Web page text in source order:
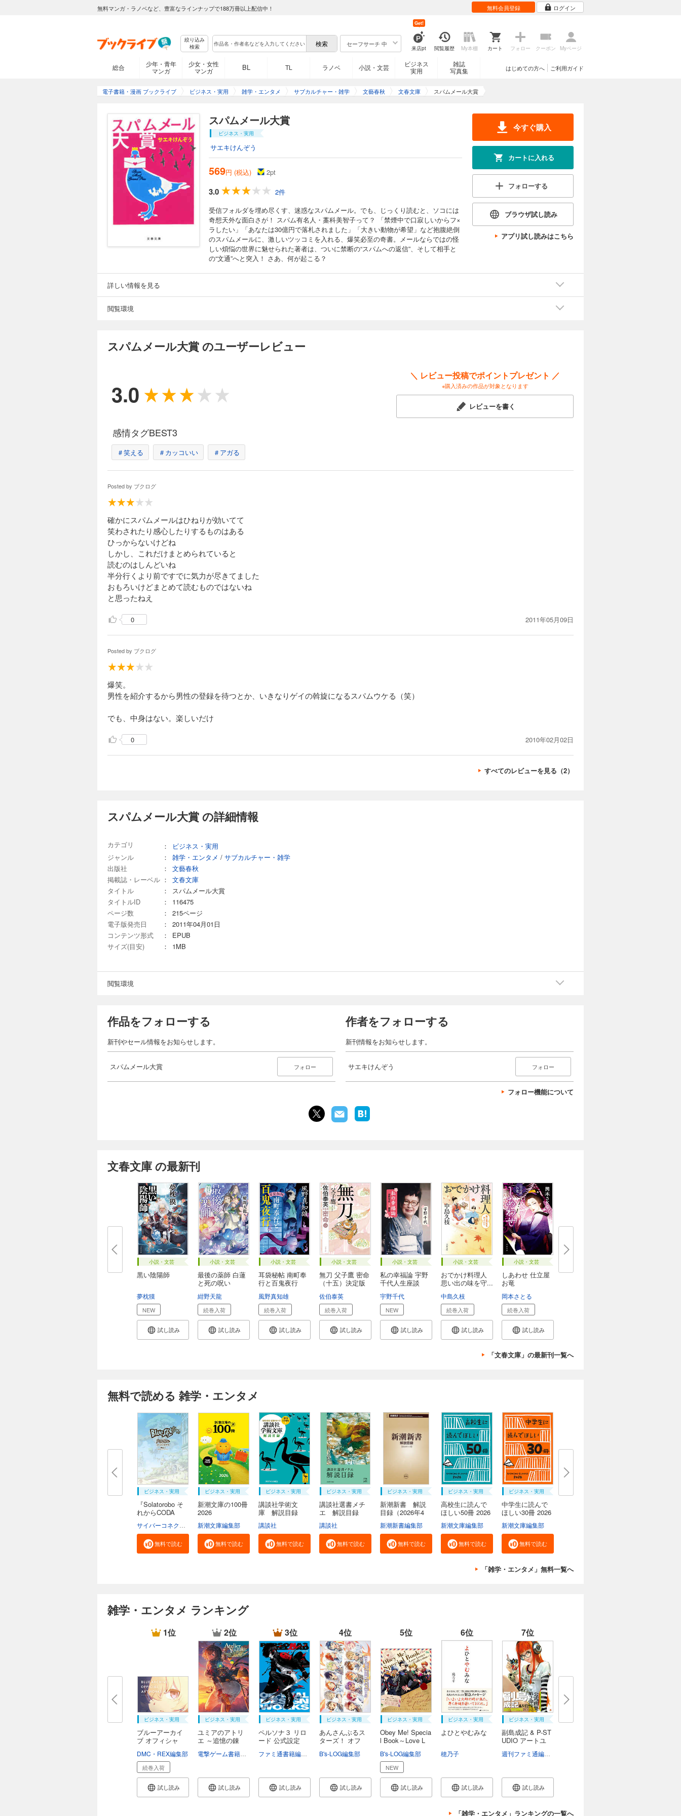
無料マンガ・ラノベなど、豊富なラインナップで188万冊以上配信中！ 無料会員登録 ログイン
絞り込み
検索
セーフサーチ 中
来店pt
Get!
閲覧履歴 My本棚 カート フォロー クーポン Myページ
総合
少年・青年
マンガ
少女・女性
マンガ
BL TL ラノベ 小説・文芸
ビジネス
実用
雑誌
写真集
ご利用ガイド
はじめての方へ
電子書籍・漫画 ブックライブ ビジネス・実用 雑学・エンタメ サブカルチャー・雑学 文藝春秋 文春文庫 スパムメール大賞
スパムメール大賞
ビジネス・実用
サエキけんぞう
569円 (税込) 2pt
3.0
2件
受信フォルダを埋め尽くす、迷惑なスパムメール。でも、じっくり読むと、ソコには
奇想天外な面白さが！ スパム有名人・藁科美智子って？ 「禁煙中で口寂しいからフ×
ラしたい」「あなたは30億円で落札されました」「大きい動物が希望」など抱腹絶倒
のスパムメールに、激しいツッコミを入れる、爆笑必至の奇書。メールならではの怪
しい煩悩の世界に魅せられた著者は、ついに禁断の“スパムへの返信”、そして相手と
の“文通”へと突入！ さあ、何が起こる？
今すぐ購入
カートに入れる
フォローする
ブラウザ試し読み
アプリ試し読みはこちら
詳しい情報を見る
閲覧環境
スパムメール大賞 のユーザーレビュー
3.0
＼ レビュー投稿でポイントプレゼント ／
※購入済みの作品が対象となります
レビューを書く
感情タグBEST3
＃笑える ＃カッコいい ＃アガる
Posted by ブクログ
確かにスパムメールはひねりが効いてて
笑わされたり感心したりするものはある
ひっからないけどね
しかし、これだけまとめられていると
読むのはしんどいね
半分行くより前ですでに気力が尽きてました
おもろいけどまとめて読むものではないね
と思ったねえ
0 2011年05月09日
Posted by ブクログ
爆笑。
男性を紹介するから男性の登録を待つとか、いきなりゲイの斡旋になるスパムウケる（笑）
でも、中身はない。楽しいだけ
0 2010年02月02日
すべてのレビューを見る（2）
スパムメール大賞 の詳細情報
カテゴリ ：
ビジネス・実用
ジャンル
： 雑学・エンタメ / サブカルチャー・雑学
出版社
：
文藝春秋
掲載誌・レーベル ：
文春文庫
タイトル
：
スパムメール大賞
タイトルID
：
116475
ページ数
：
215ページ
電子版発売日
：
2011年04月01日
コンテンツ形式
：
EPUB
サイズ(目安)
： 1MB
閲覧環境
作品をフォローする
新刊やセール情報をお知らせします。
スパムメール大賞 フォロー
作者をフォローする
新刊情報をお知らせします。
サエキけんぞう フォロー
フォロー機能について
文春文庫 の最新刊
小説・文芸
黒い陰陽師
夢枕獏
NEW
試し読み
小説・文芸
最後の薬師 白蓮
と死の呪い
紺野天龍
続巻入荷
試し読み
小説・文芸
耳袋秘帖 南町奉
行と百鬼夜行
風野真知雄
続巻入荷
試し読み
小説・文芸
無刀 父子鷹 密命
（十五）決定版
佐伯泰英
続巻入荷
試し読み
小説・文芸
私の幸福論 宇野
千代人生座談
宇野千代
NEW
試し読み
小説・文芸
おでかけ料理人
思い出の味を守...
中島久枝
続巻入荷
試し読み
小説・文芸
しあわせ 仕立屋
お竜
岡本さとる
続巻入荷
試し読み
「文春文庫」の最新刊一覧へ
無料で読める 雑学・エンタメ
ビジネス・実用
『Solatorobo そ
れからCODA
無料で読む
ビジネス・実用
新潮文庫の100冊
2026
新潮文庫編集部
無料で読む
ビジネス・実用
講談社学術文
庫 解説目録
講談社
無料で読む
ビジネス・実用
講談社選書メチ
エ 解説目録
講談社
無料で読む
ビジネス・実用
新潮新書 解説
目録（2026年4
新潮新書編集部
無料で読む
ビジネス・実用
高校生に読んで
ほしい50冊 2026
新潮文庫編集部
無料で読む
ビジネス・実用
中学生に読んで
ほしい30冊 2026
新潮文庫編集部
無料で読む
「雑学・エンタメ」無料一覧へ
雑学・エンタメ ランキング
1位
ビジネス・実用
ブルーアーカイ
ブ オフィシャ
DMC・REX編集部
続巻入荷
試し読み
2位
ビジネス・実用
ユミアのアトリ
エ ～追憶の錬
試し読み
3位
ビジネス・実用
ペルソナ３ リロ
ード 公式設定
試し読み
4位
ビジネス・実用
あんさんぶるス
ターズ！ オフ
B's-LOG編集部
試し読み
5位
ビジネス・実用
Obey Me! Specia
l Book～Love L
B's-LOG編集部
NEW
試し読み
6位
ビジネス・実用
よひとやむみな
穂乃子
試し読み
7位
ビジネス・実用
副島成記 & P-ST
UDIO アートユ
試し読み
「雑学・エンタメ」ランキングの一覧へ